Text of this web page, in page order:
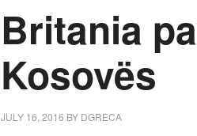
Britania
Kosovës
JULY 16, 2016 BY DGRECA